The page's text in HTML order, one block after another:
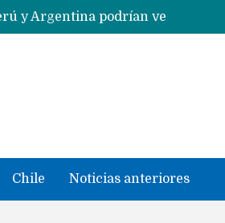
Ahora Honor copia diseño de los anillos traseros con pantalla del fabricante Oppo
Chile Noticias anteriores